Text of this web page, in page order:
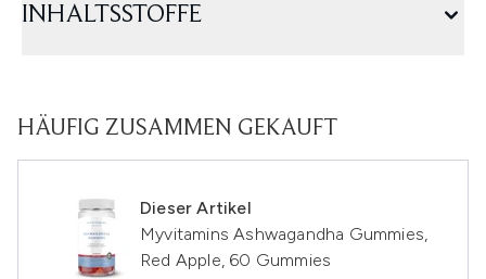
INHALTSSTOFFE
HÄUFIG ZUSAMMEN GEKAUFT
Dieser Artikel
Myvitamins Ashwagandha Gummies,
Red Apple, 60 Gummies